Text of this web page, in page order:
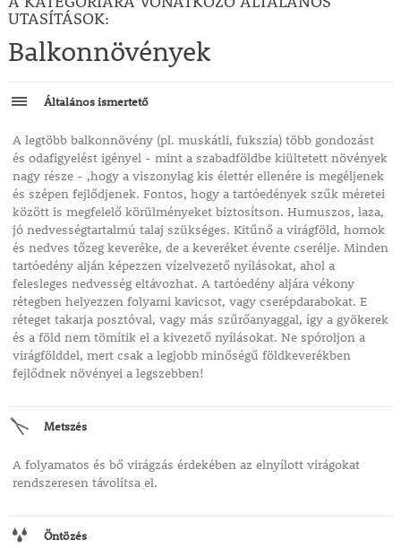
UTASÍTÁSOK:
Balkonnövények
Általános ismertető
A legtöbb balkonnövény (pl. muskátli, fukszia) több gondozást
és odafigyelést igényel - mint a szabadföldbe kiültetett növények
nagy része - ,hogy a viszonylag kis élettér ellenére is megéljenek
és szépen fejlődjenek. Fontos, hogy a tartóedények szűk méretei
között is megfelelő körülményeket biztosítson. Humuszos, laza,
jó nedvességtartalmú talaj szükséges. Kitűnő a virágföld, homok
és nedves tőzeg keveréke, de a keveréket évente cserélje. Minden
tartóedény alján képezzen vízelvezető nyílásokat, ahol a
felesleges nedvesség eltávozhat. A tartóedény aljára vékony
rétegben helyezzen folyami kavicsot, vagy cserépdarabokat. E
réteget takarja posztóval, vagy más szűrőanyaggal, így a gyökerek
és a föld nem tömítik el a kivezető nyílásokat. Ne spóroljon a
virágfölddel, mert csak a legjobb minőségű földkeverékben
fejlődnek növényei a legszebben!
Metszés
A folyamatos és bő virágzás érdekében az elnyílott virágokat
rendszeresen távolítsa el.
Öntözés